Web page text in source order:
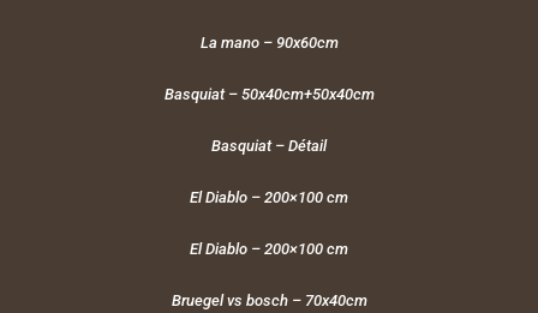
La mano – 90x60cm
Basquiat – 50x40cm+50x40cm
Basquiat – Détail
El Diablo – 200×100 cm
El Diablo – 200×100 cm
Bruegel vs bosch – 70x40cm